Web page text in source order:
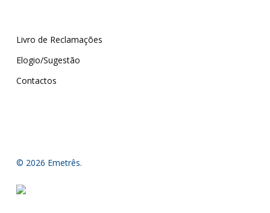
Livro de Reclamações
Elogio/Sugestão
Contactos
© 2026 Emetrês.